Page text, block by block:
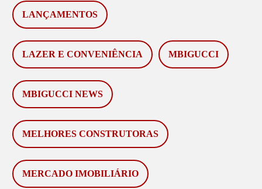
LANÇAMENTOS
LAZER E CONVENIÊNCIA MBIGUCCI
MBIGUCCI NEWS
MELHORES CONSTRUTORAS
MERCADO IMOBILIÁRIO